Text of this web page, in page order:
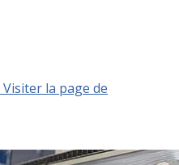
Visiter la page de